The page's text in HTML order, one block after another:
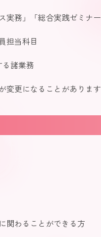
務」「総合実践ゼミナー
当科目
業務
更になることがあります
関わることができる方